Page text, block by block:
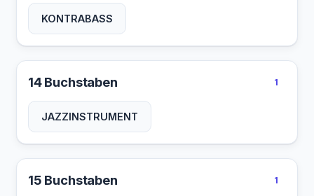
KONTRABASS
14 Buchstaben 1
JAZZINSTRUMENT
15 Buchstaben 1